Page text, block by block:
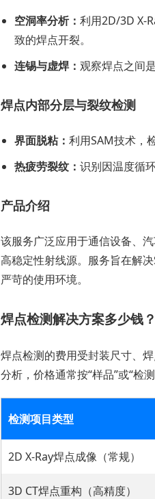
空洞率分析： 利用2D/3D X-
致的焊点开裂。
连锡与虚焊： 观察焊点之间
焊点内部分层与裂纹检测
界面脱粘： 利用SAM技术，
热疲劳裂纹： 识别因温度循
产品介绍
该服务广泛应用于通信设备、
高稳定性射线源。服务旨在解
严苛的使用环境。
焊点检测解决方案多少钱？
焊点检测的费用受封装尺寸、
分析，价格通常按“样品”或“检
检测项目类型
2D X-Ray焊点成像（常规）
3D CT焊点重构（高精度）